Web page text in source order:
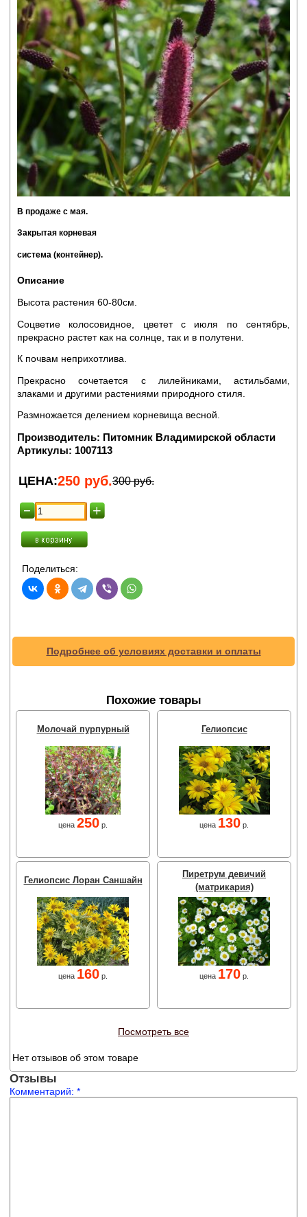
В продаже с мая.
Закрытая корневая
система (контейнер).
Описание
Высота растения 60-80см.
Соцветие колосовидное, цветет с июля по сентябрь,
прекрасно растет как на солнце, так и в полутени.
К почвам неприхотлива.
Прекрасно сочетается с лилейниками, астильбами,
злаками и другими растениями природного стиля.
Размножается делением корневища весной.
Производитель: Питомник Владимирской области
Артикулы: 1007113
ЦЕНА:250 руб.300 руб.
Поделиться:
Подробнее об условиях доставки и оплаты
Похожие товары
Молочай пурпурный
цена 250 р.
Гелиопсис
цена 130 р.
Гелиопсис Лоран Саншайн
цена 160 р.
Пиретрум девичий
(матрикария)
цена 170 р.
Посмотреть все
Нет отзывов об этом товаре
Отзывы
Комментарий: *